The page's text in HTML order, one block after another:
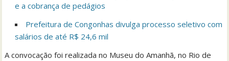
e a cobrança de pedágios
Prefeitura de Congonhas divulga processo seletivo com
salários de até R$ 24,6 mil
A convocação foi realizada no Museu do Amanhã, no Rio de